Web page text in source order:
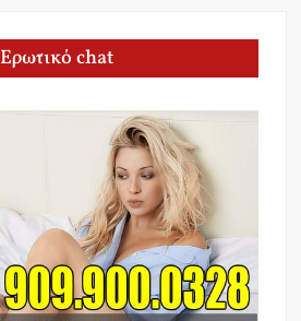
Ερωτικό chat